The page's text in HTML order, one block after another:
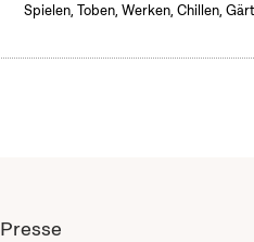
Spielen, Toben, Werken, Chillen,
Presse